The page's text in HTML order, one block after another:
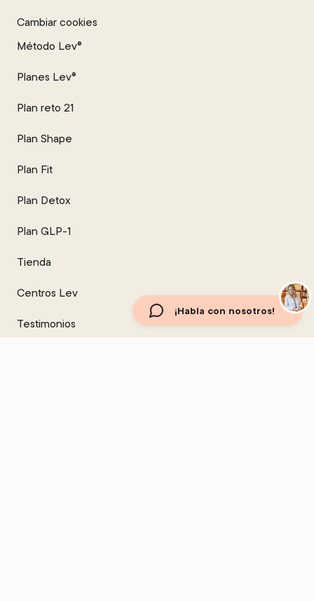
Cambiar cookies
Método Lev®
Planes Lev®
Plan reto 21
Plan Shape
Plan Fit
Plan Detox
Plan GLP-1
Tienda
Centros Lev
Testimonios
¡Habla con nosotros!